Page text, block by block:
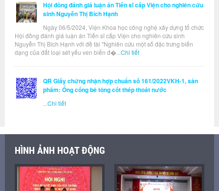
Hội đồng đánh giá luận án Tiến sĩ cấp Viện cho nghiên cứu
sinh Nguyễn Thị Bích Hạnh
Ngày 06/5/2024, Viện Khoa học công nghệ xây dựng tổ chức
Hội đồng đánh giá luận án Tiến sĩ cấp Viện cho nghiên cứu sinh
Nguyễn Thị Bích Hạnh với đề tài "Nghiên cứu một số đặc trưng biến
dạng của đất loại sét yếu ven biển đ�... Chi tiết
QR Giấy chứng nhận hợp chuẩn số 161/2022VKH-1, sản
phẩm: Ống cống bê tông cốt thép thoát nước
Chi tiết
HÌNH ẢNH HOẠT ĐỘNG